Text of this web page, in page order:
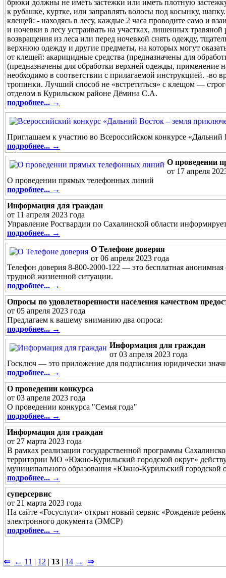
брюки должны не иметь застежки или иметь плотную
к рубашке, куртке, или заправлять волосы под косынку,
клещей: - находясь в лесу, каждые 2 часа проводите само и
и ночевки в лесу устраивать на участках, лишенных
возвращения из леса или перед ночевкой снять одежду,
верхнюю одежду и другие предметы, на которых могут
от клещей: акарицидные средства (предназначены для
(предназначены для обработки верхней одежды,
необходимо в соответствии с прилагаемой инструкцией. -во
тропинки. Лучший способ не «встретиться» с клещом —
отделом в Курильском районе Дёмина С.А.
подробнее... →
Приглашаем к участию во Всероссийском конкурсе
подробнее... →
О проведении
от 17 апреля
О проведении прямых телефонных линий
подробнее... →
Информация для граждан
от 11 апреля 2023 года
Управление Росгвардии по Сахалинской области
подробнее... →
О Телефоне доверия
от 06 апреля 2023 года
Телефон доверия 8-800-2000-122 — это бесплатная
трудной жизненной ситуации.
подробнее... →
Опросы по удовлетворенности населения качеством
от 05 апреля 2023 года
Предлагаем к вашему вниманию два опроса:
подробнее... →
Информация для граждан
от 03 апреля 2023 года
Госключ — это приложение для подписания юридически
подробнее... →
О проведении конкурса
от 03 апреля 2023 года
О проведении конкурса "Семья года"
подробнее... →
Информация для граждан
от 27 марта 2023 года
В рамках реализации государственной программы
территории МО «Южно-Курильский городской округ»
муниципального образования «Южно-Курильский городской
подробнее... →
суперсервис
от 21 марта 2023 года
На сайте «Госуслуги» открыт новый сервис «Рождение
электронного документа (ЭМСР)
подробнее... →
⇐ ← 11 | 12 | 13 | 14 → ⇒